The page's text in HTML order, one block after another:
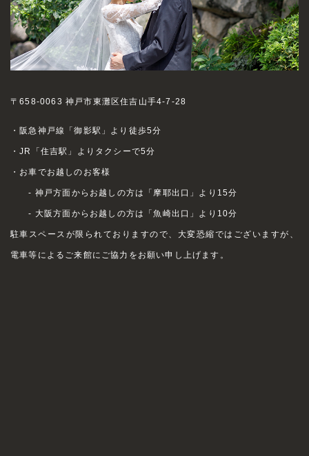
〒658-0063 神戸市東灘区住吉山手4-7-28
・阪急神戸線「御影駅」より徒歩5分
・JR「住吉駅」よりタクシーで5分
・お車でお越しのお客様
- 神戸方面からお越しの方は「摩耶出口」より15分
- 大阪方面からお越しの方は「魚崎出口」より10分
駐車スペースが限られておりますので、大変恐縮ではございますが、
電車等によるご来館にご協力をお願い申し上げます。